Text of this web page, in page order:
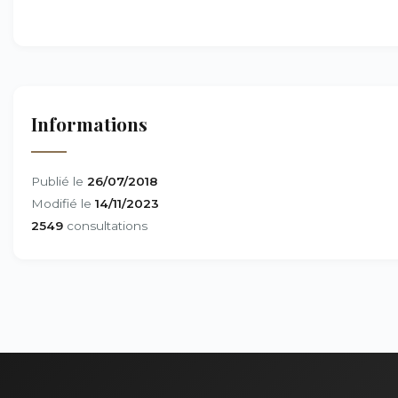
Informations
Publié le 26/07/2018
Modifié le 14/11/2023
2549 consultations